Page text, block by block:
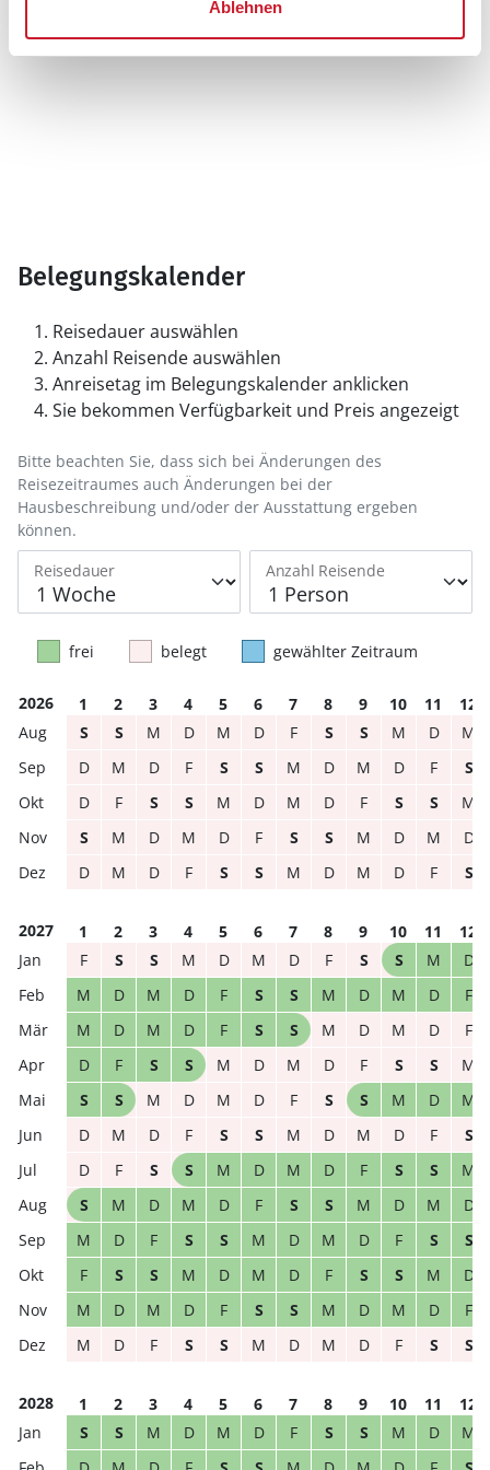
Ablehnen
Belegungskalender
Reisedauer auswählen
Anzahl Reisende auswählen
Anreisetag im Belegungskalender anklicken
Sie bekommen Verfügbarkeit und Preis angezeigt
Reisedauer Anzahl Reisende
Bitte beachten Sie, dass sich bei Änderungen des
Reisezeitraumes auch Änderungen bei der
Hausbeschreibung und/oder der Ausstattung ergeben
können.
frei belegt gewählter Zeitraum
2026 1 2 3 4 5 6 7 8 9 10 11
12
S
S M D M D F S S M D
M
D
M D F S S M D M D F
S
D
F S S M D M D F S S
M
S
M D M D F S S M D M
D
D
M D F S S M D M D F S
2027 1 2 3 4 5 6 7 8 9 10 11
12
F
S S M D M D F S S M
D
M
D M D F S S M D M D
F
M
D M D F S S M D M D
F
D
F S S M D M D F S S
M
S
S M D M D F S S M D
M
D
M D F S S M D M D F
S
D
F S S M D M D F S S
M
S
M D M D F S S M D M
D
M
D F S S M D M D F S
S
F
S S M D M D F S S M
D
M
D M D F S S M D M D
F
M
D F S S M D M D F S S
2028 1 2 3 4 5 6 7 8 9 10 11
12
S
S M D M D F S S M D
M